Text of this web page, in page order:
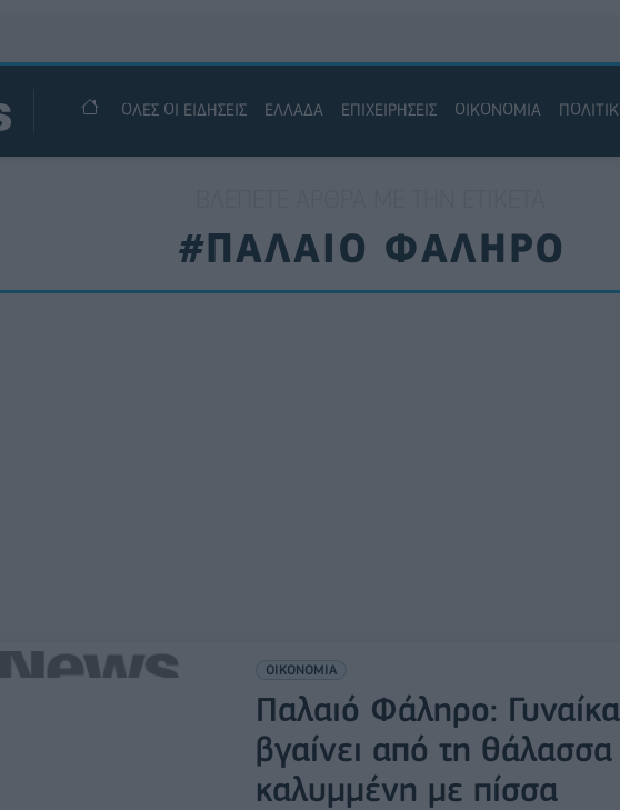
ΟΛΕΣ ΟΙ ΕΙΔΗΣΕΙΣ ΕΛΛΑΔΑ ΕΠΙΧΕΙΡΗΣΕΙΣ ΟΙΚΟΝΟΜΙΑ
#ΠΑΛΑΙΟ ΦΑΛΗΡΟ
ΟΙΚΟΝΟΜΙΑ
Παλαιό Φάληρο: Γυναίκα
βγαίνει από τη θάλασσα
καλυμμένη με πίσσα